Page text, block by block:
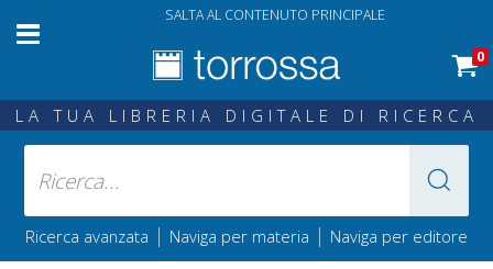
SALTA AL CONTENUTO PRINCIPALE
0
LA TUA LIBRERIA DIGITALE DI RICERCA
Ricerca avanzata | Naviga per materia | Naviga per editore